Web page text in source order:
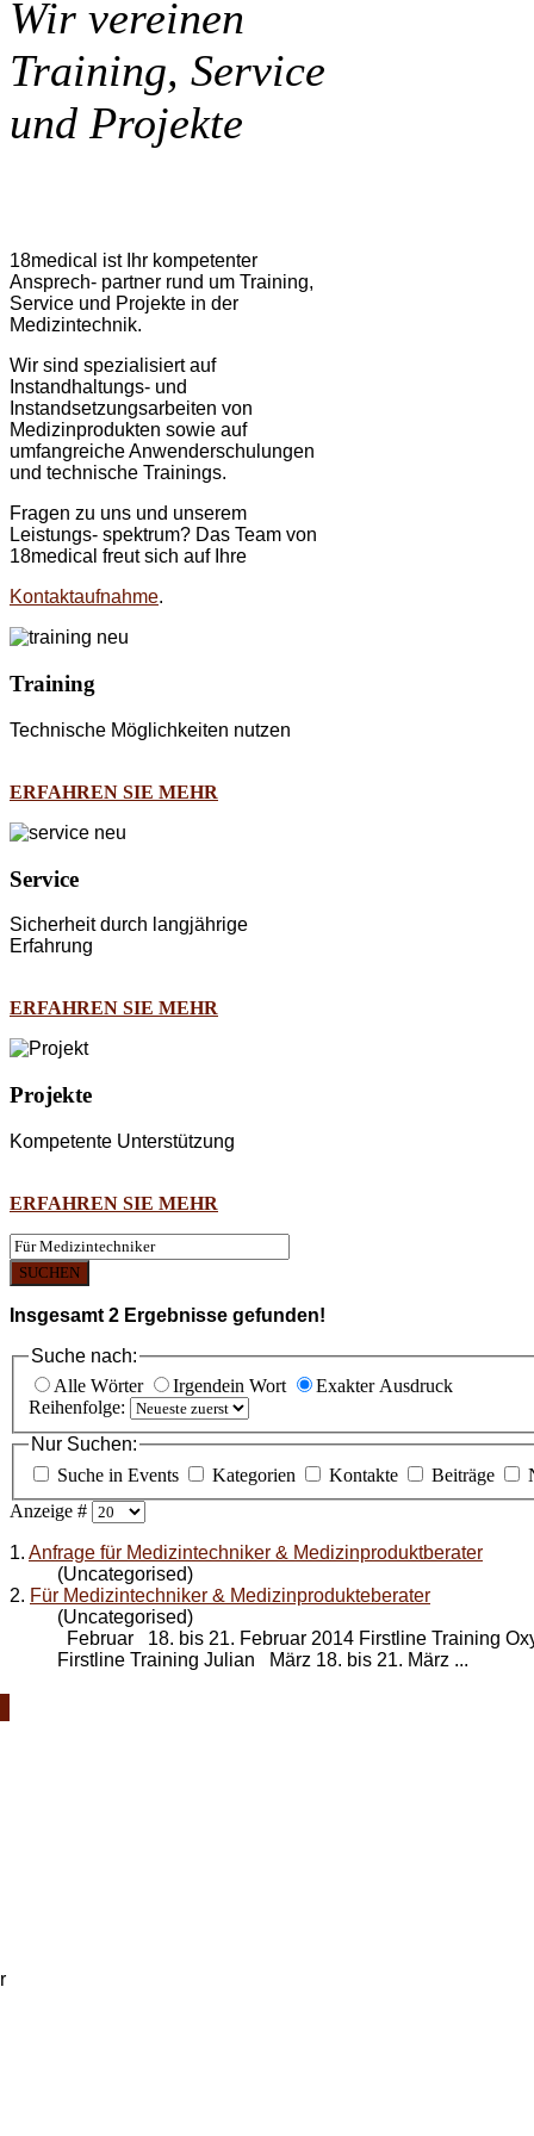
Wir vereinen
Training, Service
und Projekte
18medical ist Ihr kompetenter
Ansprech- partner rund um Training,
Service und Projekte in der
Medizintechnik.
Wir sind spezialisiert auf
Instandhaltungs- und
Instandsetzungsarbeiten von
Medizinprodukten sowie auf
umfangreiche Anwenderschulungen
und technische Trainings.
Fragen zu uns und unserem
Leistungs- spektrum? Das Team von
18medical freut sich auf Ihre
Kontaktaufnahme.
Training
Technische Möglichkeiten nutzen
ERFAHREN SIE MEHR
Service
Sicherheit durch langjährige
Erfahrung
ERFAHREN SIE MEHR
Projekte
Kompetente Unterstützung
ERFAHREN SIE MEHR
SUCHEN
Insgesamt 2 Ergebnisse gefunden!
Suche nach:
Alle Wörter
Irgendein Wort
Exakter Ausdruck
Reihenfolge:
Nur Suchen:
Suche in Events
Kategorien Kontakte Beiträge
Anzeige #
1. Anfrage für Medizintechniker & Medizinproduktberater
(Uncategorised)
2. Für Medizintechniker & Medizinprodukteberater
(Uncategorised)
Februar 18. bis 21. Februar 2014 Firstline Training
Firstline Training Julian März 18. bis 21. März ...